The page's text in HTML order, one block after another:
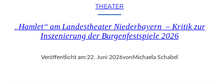
THEATER
„Hamlet“ am Landestheater Niederbayern – Kritik zur
Inszenierung der Burgenfestspiele 2026
Veröffentlicht am:22. Juni 2026von Michaela Schabel